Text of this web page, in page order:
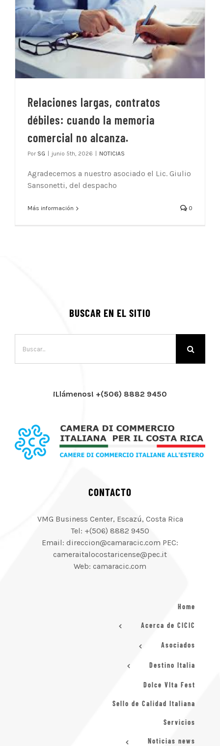
Relaciones largas, contratos
débiles: cuando la memoria
comercial no alcanza.
Por SG junio 5th, 2026 NOTICIAS
Agradecemos a nuestro asociado el Lic. Giulio
Sansonetti, del despacho
Más información 0
BUSCAR EN EL SITIO
¡Llámenos! +(506) 8882 9450
CONTACTO
VMG Business Center, Escazú, Costa Rica
Tel: +(506) 8882 9450
Email: direccion@camaracic.com PEC:
cameraitalocostaricense@pec.it
Web: camaracic.com
Home
Acerca de CICIC
Asociados
Destino Italia
Dolce VIta Fest
Sello de Calidad Italiana
Servicios
Noticias news